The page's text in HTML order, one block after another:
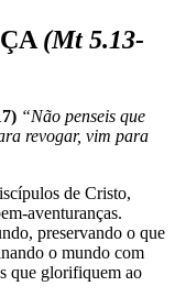
(Mt 5.13-
“Não penseis que
revogar, vim para
de Cristo,
aventuranças.
preservando o que
o mundo com
que glorifiquem ao